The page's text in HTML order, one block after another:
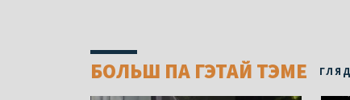
БОЛЬШ ПА ГЭТАЙ ТЭМЕ